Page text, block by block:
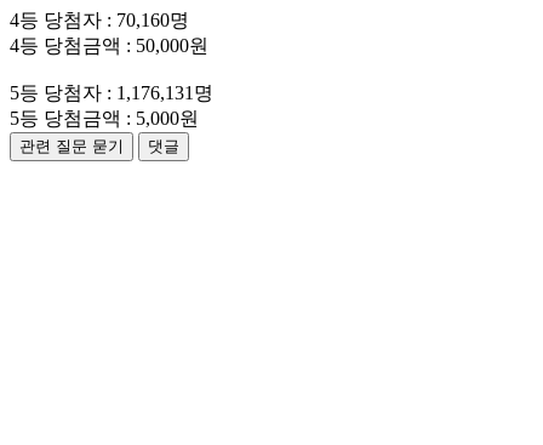
4등 당첨자 : 70,160명
4등 당첨금액 : 50,000원
5등 당첨자 : 1,176,131명
5등 당첨금액 : 5,000원